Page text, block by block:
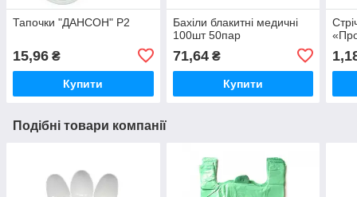
Тапочки "ДАНСОН" Р2
15,96 ₴
Купити
Бахіли блакитні медичні
100шт 50пар
71,64₴
Купити
Подібні товари компанії